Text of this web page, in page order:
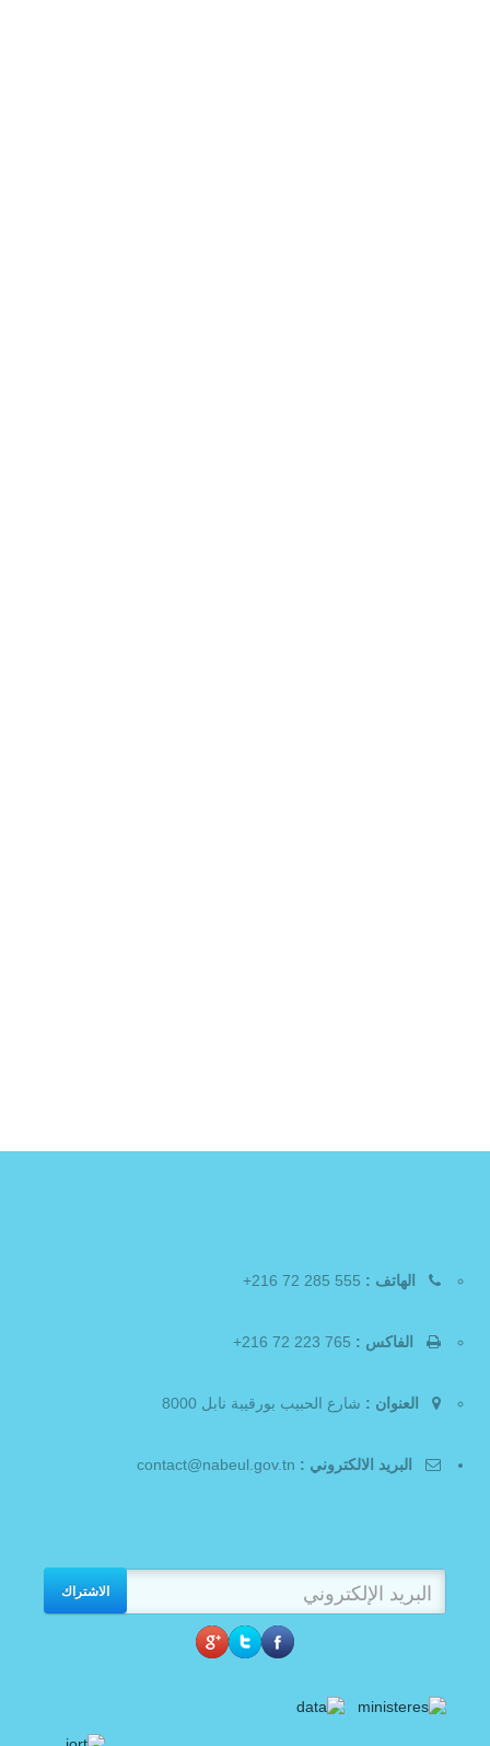
الهاتف :
الفاكس :
العنوان : شارع الحبيب بورقيبة نابل 8000
البريد الالكتروني :
الاشتراك